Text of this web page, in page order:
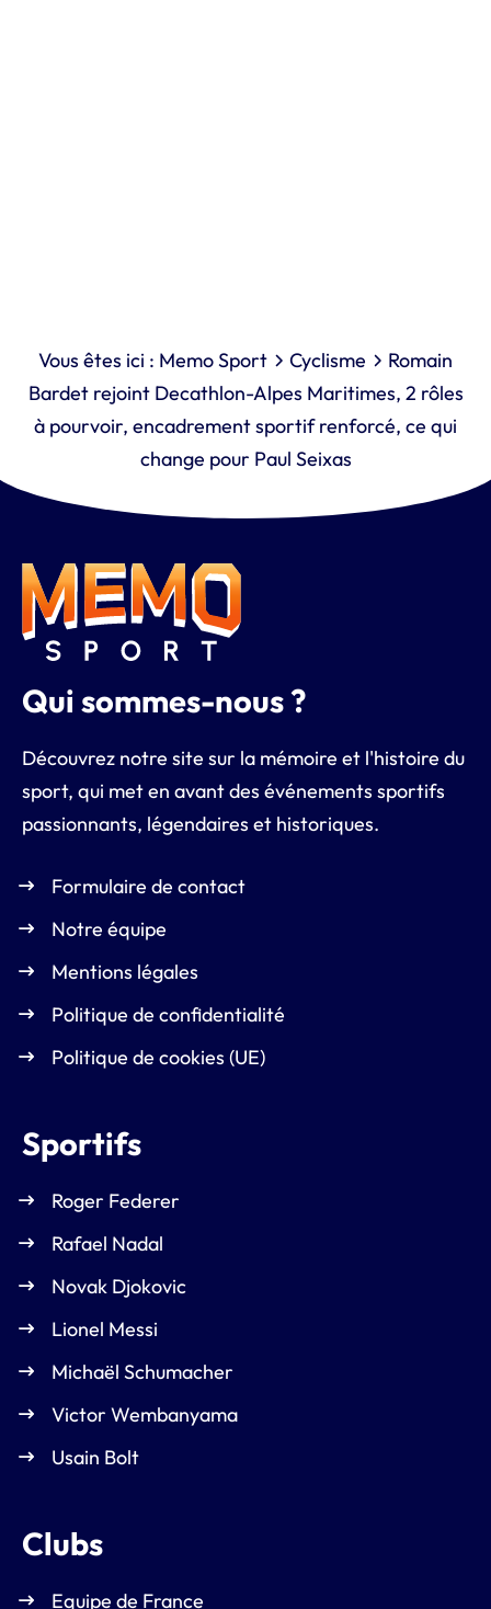
Vous êtes ici : Memo Sport Cyclisme
Romain
Bardet rejoint Decathlon-Alpes Maritimes, 2 rôles
à pourvoir, encadrement sportif renforcé, ce qui
change pour Paul Seixas
Qui sommes-nous ?
Découvrez notre site sur la mémoire et l'histoire du
sport, qui met en avant des événements sportifs
passionnants, légendaires et historiques.
Formulaire de contact
Notre équipe
Mentions légales
Politique de confidentialité
Politique de cookies (UE)
Sportifs
Roger Federer
Rafael Nadal
Novak Djokovic
Lionel Messi
Michaël Schumacher
Victor Wembanyama
Usain Bolt
Clubs
Equipe de France